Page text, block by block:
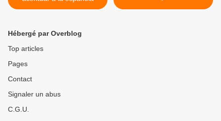
Hébergé par Overblog
Top articles
Pages
Contact
Signaler un abus
C.G.U.